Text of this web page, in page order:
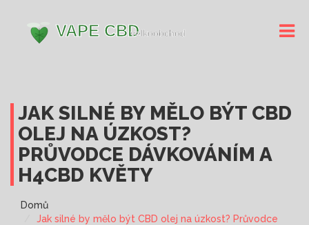
JAK SILNÉ BY MĚLO BÝT CBD
OLEJ NA ÚZKOST?
PRŮVODCE DÁVKOVÁNÍM A
H4CBD KVĚTY
Domů
Jak silné by mělo být CBD olej na úzkost? Průvodce